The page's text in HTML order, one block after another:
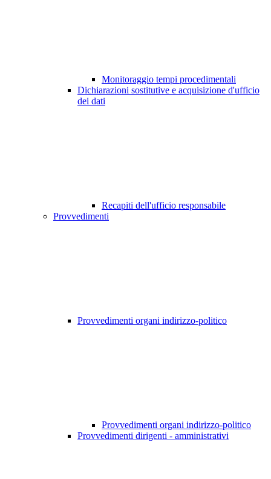
Monitoraggio tempi procedimentali
Dichiarazioni sostitutive e acquisizione d'ufficio
dei dati
Recapiti dell'ufficio responsabile
Provvedimenti
Provvedimenti organi indirizzo-politico
Provvedimenti organi indirizzo-politico
Provvedimenti dirigenti - amministrativi